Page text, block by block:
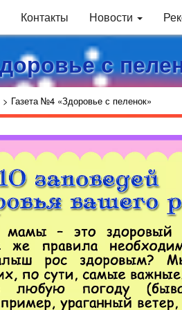
Контакты Новости
с
> Газета №4 «Здоровье с пеленок»